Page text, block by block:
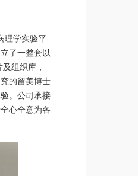
理学实验平
了一整套以
组织库，
的留美博士
。公司承接
心全意为各